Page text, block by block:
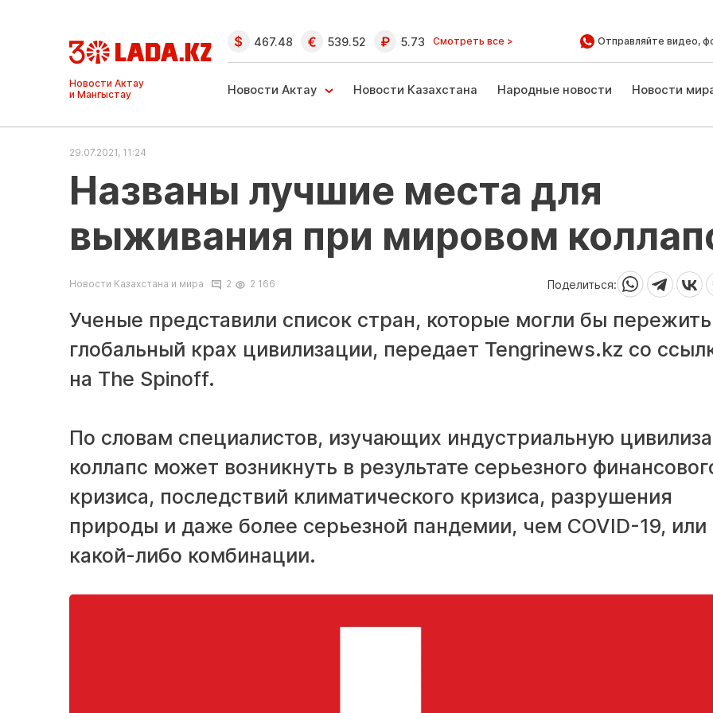
Ақтау және
Манғыстау
жаңалықтары
467.48 539.52 5.73 Смотреть все > Отправляйте видео,
Новости Актау Новости Казахстана Народные новости Новости
29.07.2021, 11:24
Названы лучшие места для
выживания при мировом
Новости Казахстана и мира 2 2 166 Поделиться:
Ученые представили список стран, которые могли бы пережить
глобальный крах цивилизации, передает Tengrinews.kz со
на The Spinoff.
По словам специалистов, изучающих индустриальную
коллапс может возникнуть в результате серьезного
кризиса, последствий климатического кризиса, разрушения
природы и даже более серьезной пандемии, чем COVID-19, или
какой-либо комбинации.